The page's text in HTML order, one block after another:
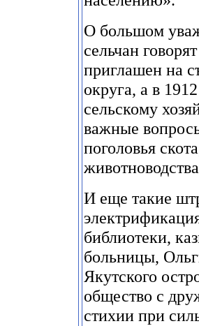
О большом
сельчан
приглашен на
округа, а в
сельскому
важные
поголовья
И еще такие
библиотеки,
больницы,
Якутского
общество с
стихии при